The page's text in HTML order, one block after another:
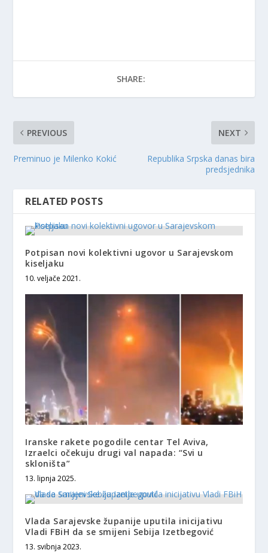
SHARE:
PREVIOUS
Preminuo je Milenko Kokić
NEXT
Republika Srpska danas bira
predsjednika
RELATED POSTS
Potpisan novi kolektivni ugovor u Sarajevskom
kiseljaku
10. veljače 2021.
Iranske rakete pogodile centar Tel Aviva,
Izraelci očekuju drugi val napada: “Svi u
skloništa”
13. lipnja 2025.
Vlada Sarajevske županije uputila inicijativu
Vladi FBiH da se smijeni Sebija Izetbegović
13. svibnja 2023.